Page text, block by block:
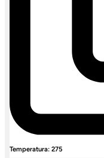
Temperatura: 275